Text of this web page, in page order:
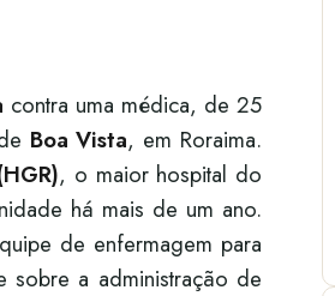
contra uma médica, de 25
Boa Vista, em Roraima.
, o maior hospital do
há mais de um ano.
de enfermagem para
sobre a administração de